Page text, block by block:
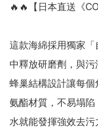
🔥🔥【日本直送《
這款海綿採用獨家
中釋放研磨劑，與
蜂巢結構設計讓每
氨酯材質，不易塌
水就能發揮強效去污